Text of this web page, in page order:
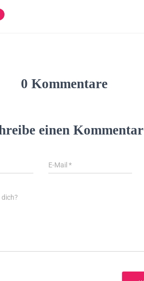
0 Kommentare
einen Kommentar
E-Mail *